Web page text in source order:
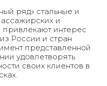
ряд» стальные и
и
интерес
России и стран
представленной
удовлетворять
своих клиентов в